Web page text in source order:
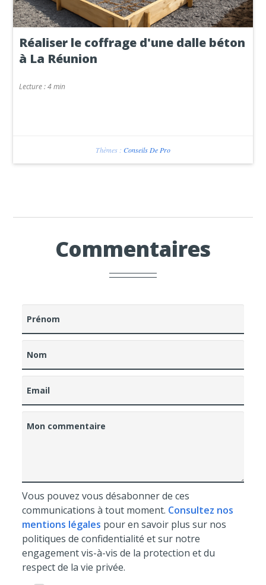
Réaliser le coffrage d'une dalle béton
à La Réunion
Lecture :4 min
Thèmes : Conseils De Pro
Commentaires
Prénom
Nom
Email
Mon commentaire
Vous pouvez vous désabonner de ces
communications à tout moment. Consultez nos
mentions légales pour en savoir plus sur nos
politiques de confidentialité et sur notre
engagement vis-à-vis de la protection et du
respect de la vie privée.